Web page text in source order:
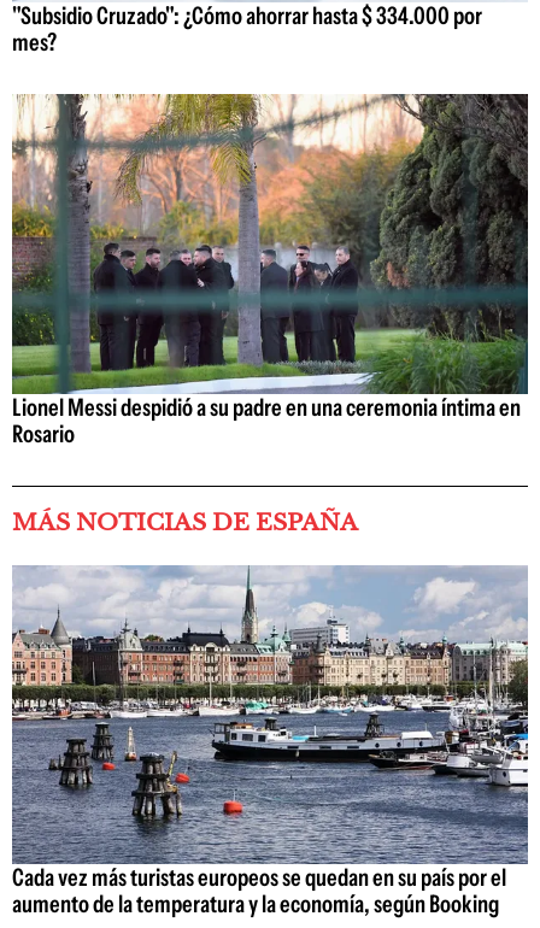
"Subsidio Cruzado": ¿Cómo ahorrar hasta $ 334.000 por
mes?
Lionel Messi despidió a su padre en una ceremonia íntima en
Rosario
MÁS NOTICIAS DE ESPAÑA
Cada vez más turistas europeos se quedan en su país por el
aumento de la temperatura y la economía, según Booking